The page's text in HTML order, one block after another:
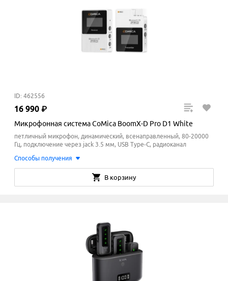
ID: 462556
16 990 ₽
Микрофонная система CoMica BoomX-D Pro D1 White
петличный микрофон, динамический, всенаправленный, 80-20000
Гц, подключение через jack 3.5 мм, USB Type-C, радиоканал
Способы получения
В корзину